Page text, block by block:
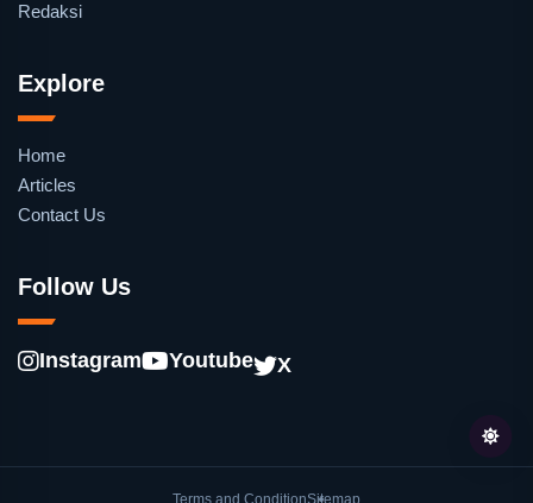
Redaksi
Explore
Home
Articles
Contact Us
Follow Us
Instagram Youtube X
Terms and ConditionSitemap